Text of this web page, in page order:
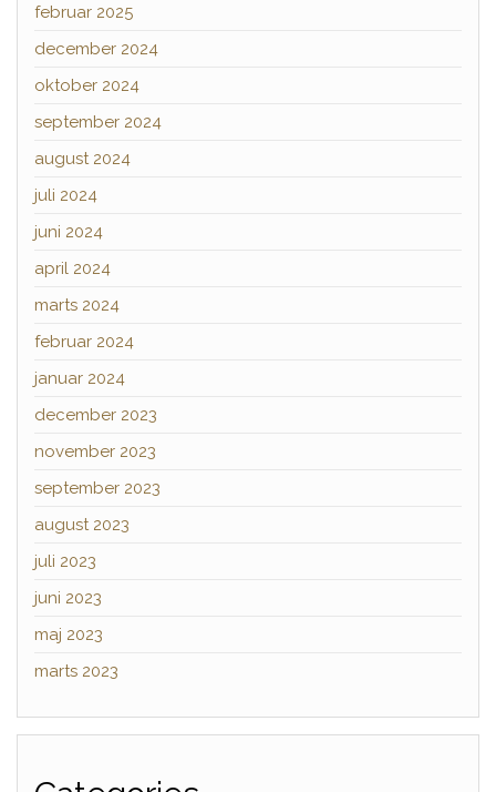
februar 2025
december 2024
oktober 2024
september 2024
august 2024
juli 2024
juni 2024
april 2024
marts 2024
februar 2024
januar 2024
december 2023
november 2023
september 2023
august 2023
juli 2023
juni 2023
maj 2023
marts 2023